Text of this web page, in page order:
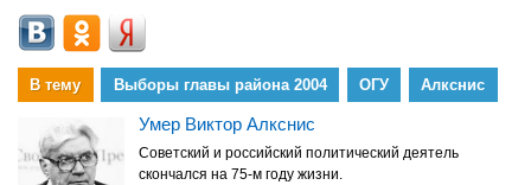
В тему Выборы главы района 2004 ОГУ Алкснис
Умер Виктор Алкснис
Советский и российский политический деятель
скончался на 75-м году жизни.